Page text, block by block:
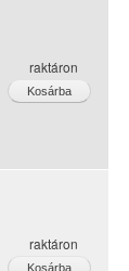
raktáron
raktáron